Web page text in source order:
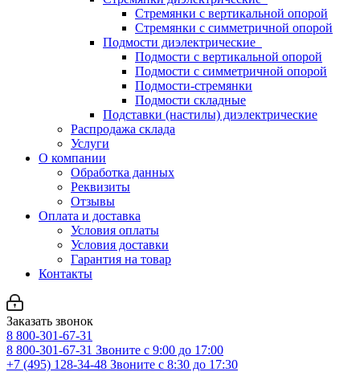
Стремянки с вертикальной опорой
Стремянки с симметричной опорой
Подмости диэлектрические
Подмости с вертикальной опорой
Подмости с симметричной опорой
Подмости-стремянки
Подмости складные
Подставки (настилы) диэлектрические
Распродажа склада
Услуги
О компании
Обработка данных
Реквизиты
Отзывы
Оплата и доставка
Условия оплаты
Условия доставки
Гарантия на товар
Контакты
Заказать звонок
8 800-301-67-31
8 800-301-67-31 Звоните с 9:00 до 17:00
+7 (495) 128-34-48 Звоните с 8:30 до 17:30